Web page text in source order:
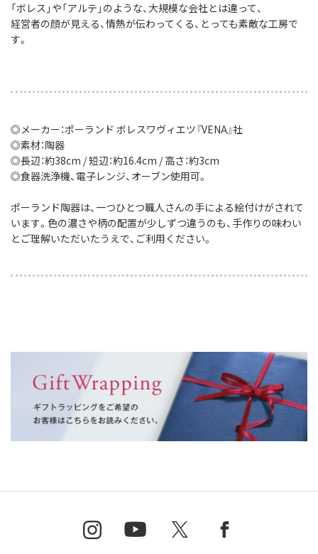
「ボレス」や「アルテ」のような、大規模な会社とは違って、
経営者の顔が見える、情熱が伝わってくる、とっても素敵な工房で
す。
◎メーカー：ポーランド ボレスワヴィエツ『VENA』社
◎素材：陶器
◎長辺：約38cm / 短辺：約16.4cm / 高さ：約3cm
◎食器洗浄機、電子レンジ、オーブン使用可。
ポーランド陶器は、一つひとつ職人さんの手による絵付けがされて
います。色の濃さや柄の配置が少しずつ違うのも、手作りの味わい
とご理解いただいたうえで、ご利用ください。